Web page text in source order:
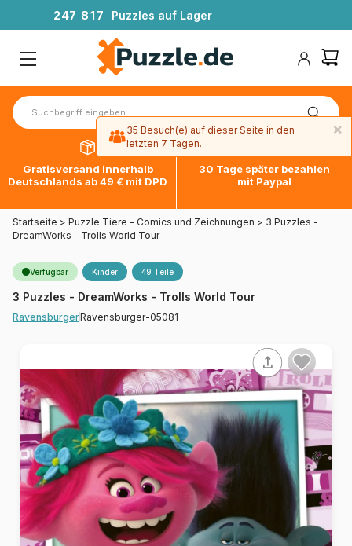
247 81 7 Puzzles auf Lager
Gratisversand innerhalb
Deutschlands ab 49 € mit DPD
30 Tage später bezahlen
mit Paypal
Startseite > Puzzle Tiere - Comics und Zeichnungen > 3 Puzzles -
DreamWorks - Trolls World Tour
Verfügbar Kinder 49 Teile
3 Puzzles - DreamWorks - Trolls World Tour
RavensburgerRavensburger-05081
×
35 Besuch(e) auf dieser Seite in den
letzten 7 Tagen.